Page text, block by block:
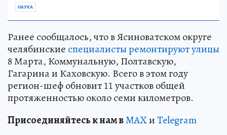
НАУКА
Ранее сообщалось, что в Ясиноватском округе
челябинские специалисты ремонтируют улицы
8 Марта, Коммунальную, Полтавскую,
Гагарина и Каховскую. Всего в этом году
регион-шеф обновит 11 участков общей
протяженностью около семи километров.
Присоединяйтесь к нам вMAXиTelegram